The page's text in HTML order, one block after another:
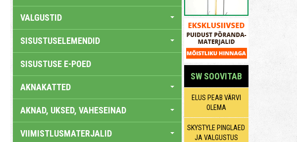
VALGUSTID
SISUSTUSELEMENDID
SISUSTUSE E-POED
AKNAKATTED
AKNAD, UKSED, VAHESEINAD
VIIMISTLUSMATERJALID
SW SOOVITAB
ELUS PEAB VÄRVI
OLEMA
SKYSTYLE PINGLAED
JA VALGUSTUS